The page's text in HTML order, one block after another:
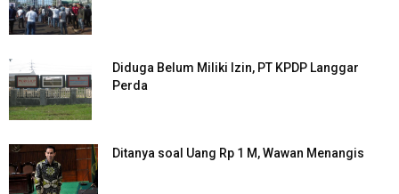
Diduga Belum Miliki Izin, PT KPDP Langgar
Perda
Ditanya soal Uang Rp 1 M, Wawan Menangis